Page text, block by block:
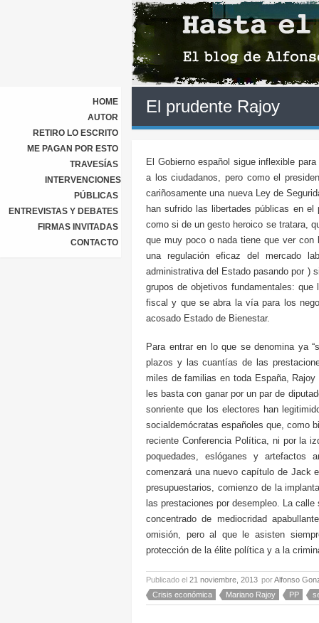
HOME
AUTOR
RETIRO LO ESCRITO
ME PAGAN POR ESTO
TRAVESÍAS
INTERVENCIONES
PÚBLICAS
ENTREVISTAS Y DEBATES
FIRMAS INVITADAS
CONTACTO
El prudente Rajoy
El Gobierno español sigue inflexible
a los ciudadanos, pero como el
cariñosamente una nueva Ley de
han sufrido las libertades públicas en
como si de un gesto heroico se tratara,
que muy poco o nada tiene que ver
una regulación eficaz del mercado
administrativa del Estado pasando por )
grupos de objetivos fundamentales:
fiscal y que se abra la vía para los
acosado Estado de Bienestar.
Para entrar en lo que se denomina ya
plazos y las cuantías de las
miles de familias en toda España,
les basta con ganar por un par de
sonriente que los electores han
socialdemócratas españoles que, como
reciente Conferencia Política, ni por la
poquedades, eslóganes y artefactos
comenzará una nuevo capítulo de Jack
presupuestarios, comienzo de la
las prestaciones por desempleo. La
concentrado de mediocridad
omisión, pero al que le asisten
protección de la élite política y a la
Publicado el 21 noviembre, 2013 porAlfonso
Crisis económica
Mariano Rajoy PP